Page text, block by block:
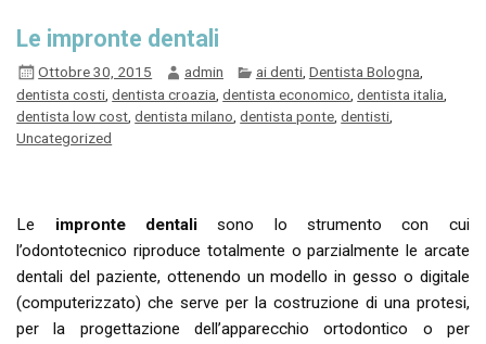
Le impronte dentali
Ottobre 30, 2015 admin ai denti, Dentista Bologna
dentista costi,dentista croazia,dentista economico,dentista italia,
dentista low cost,dentista milano,dentista ponte,dentisti,
Uncategorized
Le impronte dentalisono lo strumento con cui
l’odontotecnico riproduce totalmente o parzialmente le arcate
dentali del paziente, ottenendo un modello in gesso o digitale
(computerizzato) che serve per la costruzione di una protesi,
per la progettazione dell’apparecchio ortodontico o per